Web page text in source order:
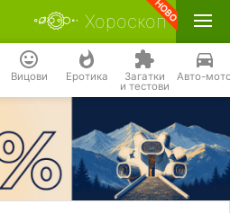
Хороскоп
Вицови Еротика Загатки
и тестови
Авто-